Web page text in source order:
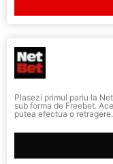
Plasezi primul pariu la
sub forma de Freebet.
putea efectua o retragere.